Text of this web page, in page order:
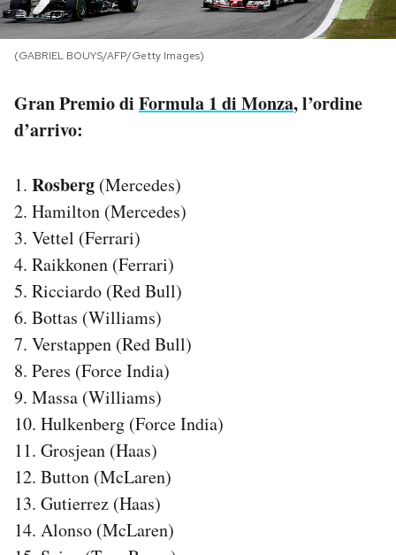
I MIEI PREFERITI
SHOP
AREA PERSONALE
Newsletter
Notifiche mobile
Regala il Post
Hai bisogno di aiuto?
Esci
(GABRIEL BOUYS/AFP/Getty Images)
Gran Premio di Formula 1 di Monza, l’ordine
d’arrivo:
1. Rosberg (Mercedes)
2. Hamilton (Mercedes)
3. Vettel (Ferrari)
4. Raikkonen (Ferrari)
5. Ricciardo (Red Bull)
6. Bottas (Williams)
7. Verstappen (Red Bull)
8. Peres (Force India)
9. Massa (Williams)
10. Hulkenberg (Force India)
11. Grosjean (Haas)
12. Button (McLaren)
13. Gutierrez (Haas)
14. Alonso (McLaren)